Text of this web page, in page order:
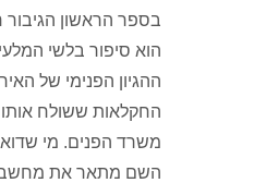
בספר הראשון
הוא סיפור בלשי
ההגיון הפנימי של
החקלאות ששולח אותו
משרד הפנים. מי
השם מתאר את